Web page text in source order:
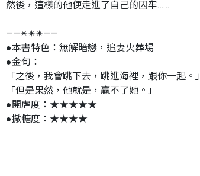
然後，這樣的他便走進了自己的囚牢……
——✴✴✴——
●本書特色：無解暗戀，追妻火葬場
●金句：
「之後，我會跳下去，跳進海裡，跟你一起。」
「但是果然，他就是，贏不了她。」
●開虐度：★★★★★
●撒糖度：★★★★